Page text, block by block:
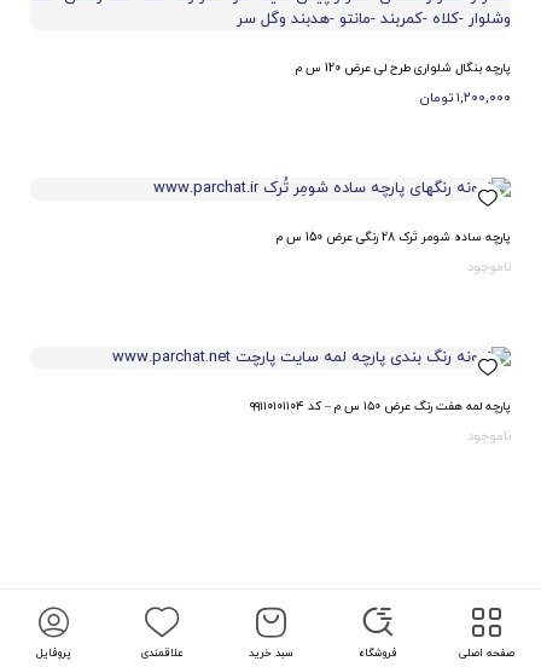
پارچه بنگال شلواری طرح لی عرض 120 س م
۱,۲۰۰,۰۰۰تومان
پارچه ساده شومر تُرک 28 رنگی عرض 150 س م
ناموجود
پارچه لمه هفت رنگ عرض ۱۵۰ س م – کد ۹۹۱۱۰۱۰۱۱۰۴
ناموجود
صفحه اصلی فروشگاه سبد خرید علاقمندی پروفایل